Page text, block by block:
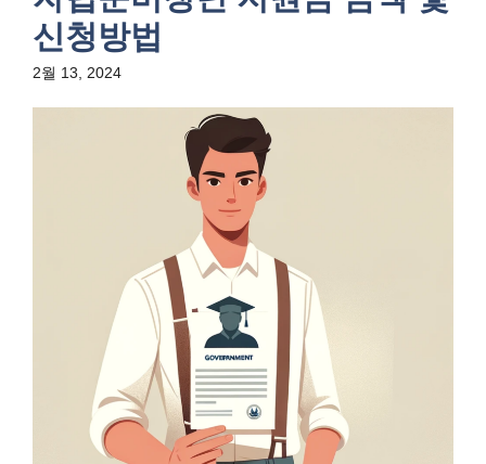
신청방법
2월 13, 2024